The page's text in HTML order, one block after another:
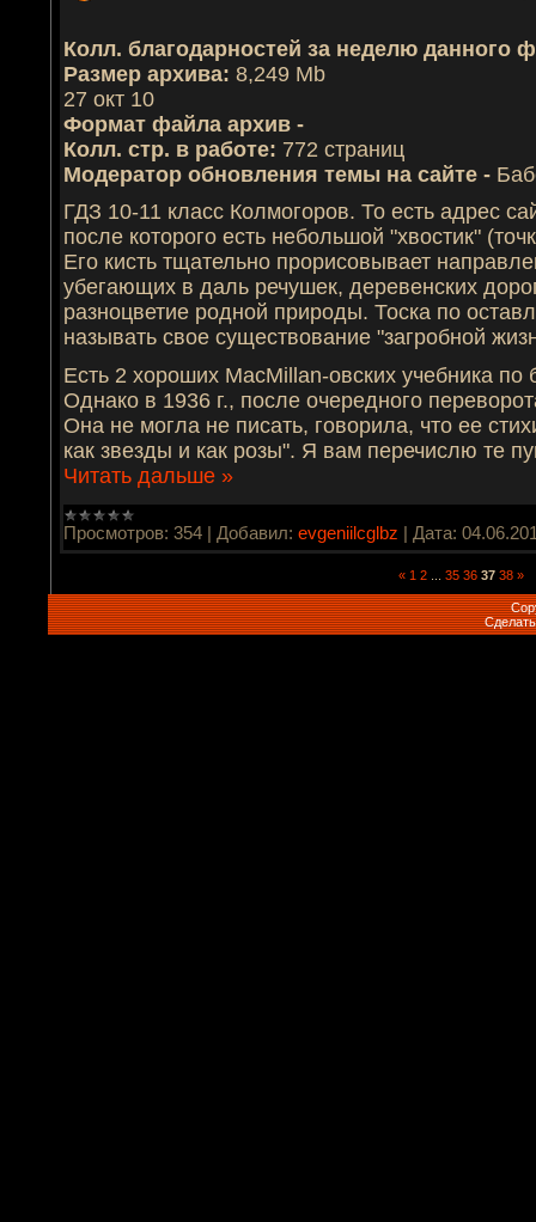
Колл. благодарностей за неделю данного
Размер архива: 8,249 Mb
27 окт 10
Формат файла архив -
Колл. стр. в работе: 772 страниц
Модератор обновления темы на сайте -
ГДЗ 10-11 класс Колмогоров. То есть адрес
после которого есть небольшой "хвостик"
Его кисть тщательно прорисовывает
убегающих в даль речушек, деревенских
разноцветие родной природы. Тоска по
называть свое существование "загробной
Есть 2 хороших MacMillan-овских учебника по
Однако в 1936 г., после очередного
Она не могла не писать, говорила, что ее
как звезды и как розы". Я вам перечислю те
Читать дальше »
Просмотров: 354 | Добавил: evgeniilcglbz | Дата:
« 1 2 35 36 37 38 »